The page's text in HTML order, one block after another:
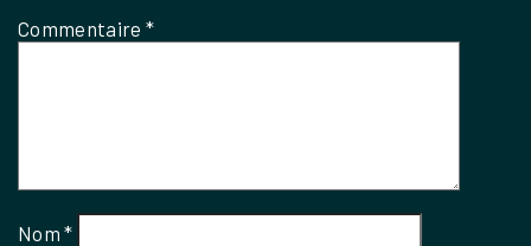
Commentaire*
Nom*